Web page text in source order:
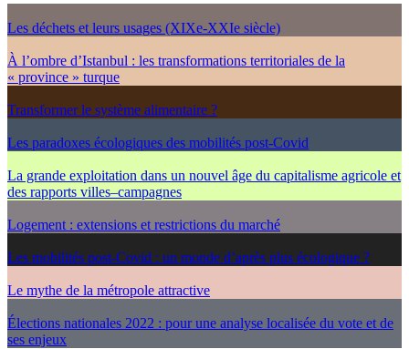
Les déchets et leurs usages (XIXe-XXIe siècle)
À l’ombre d’Istanbul : les transformations territoriales de la
« province » turque
Transformer le système alimentaire ?
Les paradoxes écologiques des mobilités post-Covid
La grande exploitation dans un nouvel âge du capitalisme agricole et
des rapports villes–campagnes
Logement : extensions et restrictions du marché
Les mobilités post-Covid : un monde d’après plus écologique ?
Le mythe de la métropole attractive
Élections nationales 2022 : pour une analyse localisée du vote et de
ses enjeux